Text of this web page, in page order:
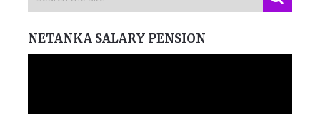
NETANKA SALARY PENSION